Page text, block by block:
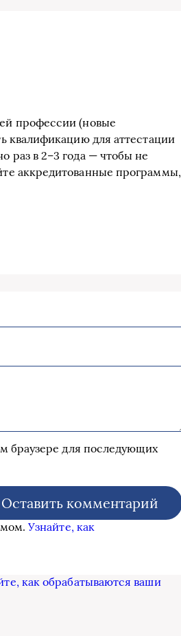
профессии (новые
квалификацию для аттестации
раз в 2–3 года — чтобы не
аккредитованные программы,
браузере для последующих
Узнайте, как
как обрабатываются ваши